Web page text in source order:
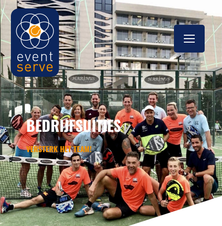
BEDRIJFSUITJES
VERSTERK HET TEAM!